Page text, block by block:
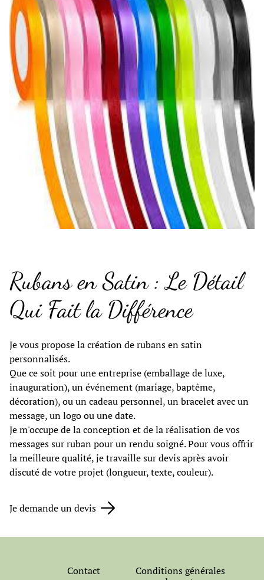
Rubans en Satin : Le Détail
Qui Fait la Différence
Je vous propose la création de rubans en satin
personnalisés.
Que ce soit pour une entreprise (emballage de luxe,
inauguration), un événement (mariage, baptême,
décoration), ou un cadeau personnel, un bracelet avec un
message, un logo ou une date.
Je m'occupe de la conception et de la réalisation de vos
messages sur ruban pour un rendu soigné. Pour vous offrir
la meilleure qualité, je travaille sur devis après avoir
discuté de votre projet (longueur, texte, couleur).
Je demande un devis
Contact
Conditions générales